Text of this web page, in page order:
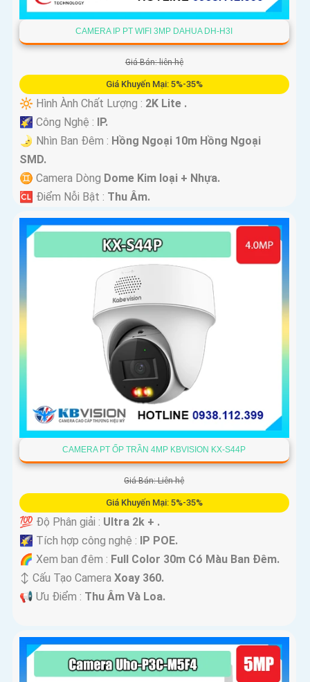
CAMERA IP PT WIFI 3MP DAHUA DH-H3I
Giá Bán: liên hệ
Giá Khuyến Mại: 5%-35%
🔆 Hình Ành Chất Lượng : 2K Lite .
🌠 Công Nghệ : IP.
🌛 Nhìn Ban Đêm : Hồng Ngoại 10m Hồng Ngoại
SMD.
♊ Camera Dòng Dome Kim loại + Nhựa.
️🆑 Điểm Nỗi Bật : Thu Âm.
CAMERA PT ỐP TRẦN 4MP KBVISION KX-S44P
Giá Bán: Liên hệ
Giá Khuyến Mại: 5%-35%
💯 Độ Phân giải : Ultra 2k + .
🌠 Tích hợp công nghệ :
IP POE.
🌈 Xem ban đêm : Full Color 30m Có Màu Ban Ðêm.
↕️ Cấu Tạo Camera Xoay 360.
️📢 Ưu Điểm : Thu Âm Và Loa.